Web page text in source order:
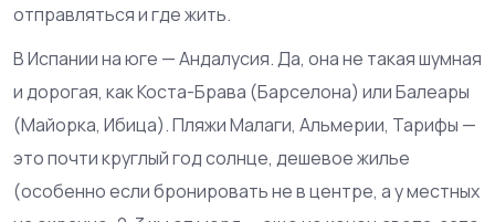
отправляться и где жить.
В Испании на юге — Андалусия. Да, она не такая шумная
и дорогая, как Коста-Брава (Барселона) или Балеары
(Майорка, Ибица). Пляжи Малаги, Альмерии, Тарифы —
это почти круглый год солнце, дешевое жилье
(особенно если бронировать не в центре, а у местных